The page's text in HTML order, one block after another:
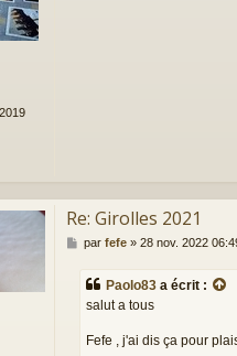
Re: Girolles 2021
M
s
par fefe» 28 nov. 2022
Paolo83 a écrit :
salut a tous
Fefe , j'ai dis ça pour